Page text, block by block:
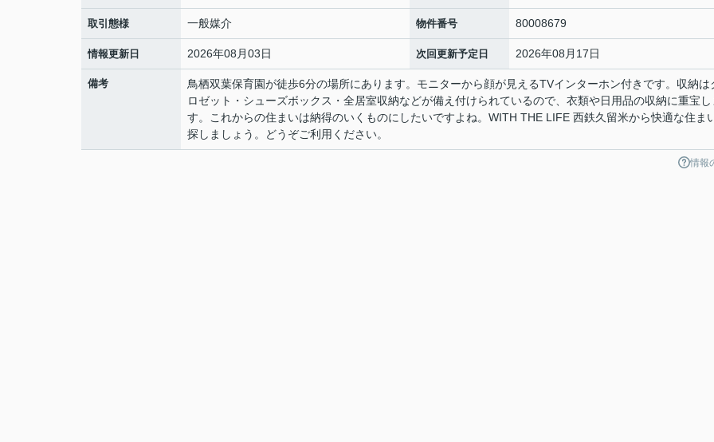
取引態様 一般媒介 物件番号 80008679
情報更新日 2026年08月03日 次回更新予定日 2026年08月17日
備考
鳥栖双葉保育園が徒歩6分の場所にあります。モニターから顔が見えるTVインターホン付きです。収納は
ロゼット・シューズボックス・全居室収納などが備え付けられているので、衣類や日用品の収納に重宝し
す。これからの住まいは納得のいくものにしたいですよね。WITH THE LIFE 西鉄久留米から快適な住ま
探しましょう。どうぞご利用ください。
情報